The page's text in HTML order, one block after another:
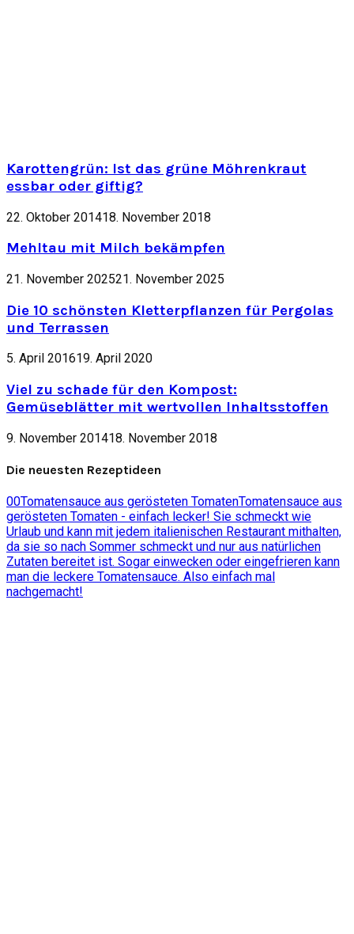
Karottengrün: Ist das grüne Möhrenkraut
essbar oder giftig?
22. Oktober 201418. November 2018
Mehltau mit Milch bekämpfen
21. November 202521. November 2025
Die 10 schönsten Kletterpflanzen für Pergolas
und Terrassen
5. April 201619. April 2020
Viel zu schade für den Kompost:
Gemüseblätter mit wertvollen Inhaltsstoffen
9. November 201418. November 2018
Die neuesten Rezeptideen
00Tomatensauce aus gerösteten TomatenTomatensauce aus
gerösteten Tomaten - einfach lecker! Sie schmeckt wie
Urlaub und kann mit jedem italienischen Restaurant mithalten,
da sie so nach Sommer schmeckt und nur aus natürlichen
Zutaten bereitet ist. Sogar einwecken oder eingefrieren kann
man die leckere Tomatensauce. Also einfach mal
nachgemacht!